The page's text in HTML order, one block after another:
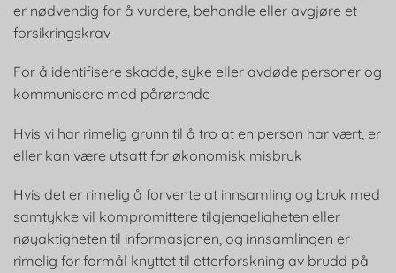
er nødvendig for å vurdere, behandle eller avgjøre et
forsikringskrav
For å identifisere skadde, syke eller avdøde personer og
kommunisere med pårørende
Hvis vi har rimelig grunn til å tro at en person har vært, er
eller kan være utsatt for økonomisk misbruk
Hvis det er rimelig å forvente at innsamling og bruk med
samtykke vil kompromittere tilgjengeligheten eller
nøyaktigheten til informasjonen, og innsamlingen er
rimelig for formål knyttet til etterforskning av brudd på